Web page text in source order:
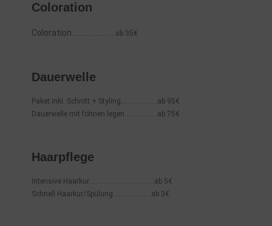
Coloration
Coloration……………………ab 35€
Dauerwelle
Paket inkl. Schnitt + Styling………………..ab 95€
Dauerwelle mit föhnen legen………………ab 75€
Haarpflege
Intensive Haarkur………………………………ab 5€
Schnell Haarkur/Spülung…………………ab 3€